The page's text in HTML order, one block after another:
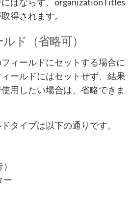
得されます。
ド（省略可）
ィールドにセットする場合に
ールドにはセットせず、結果
用したい場合は、省略できま
タイプは以下の通りです。
ー